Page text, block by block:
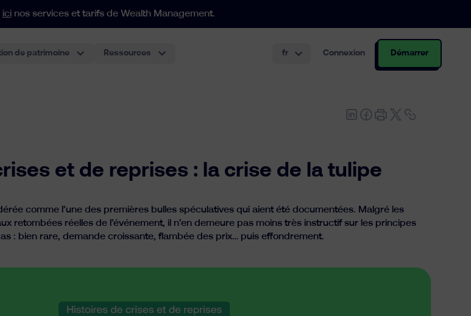
icinos services et tarifs de Wealth Management.
de patrimoine Ressources fr Connexion Démarrer
et de reprises : la crise de la tulipe
comme l’une des premières bulles spéculatives qui aient été documentées. Malgré les
retombées réelles de l’événement, il n’en demeure pas moins très instructif sur les principes
: bien rare, demande croissante, flambée des prix… puis effondrement.